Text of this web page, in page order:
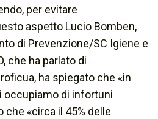
per evitare
aspetto Lucio Bomben,
di Prevenzione/SC Igiene e
che ha parlato di
ha spiegato che «in
di infortuni
che «circa il 45% delle